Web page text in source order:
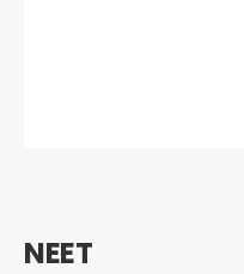
NEET